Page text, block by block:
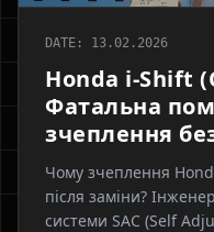
DATE: 13.02.2026
Honda i-Shift
Фатальна
зчеплення
Чому зчеплення
після заміни?
системи SAC (Self